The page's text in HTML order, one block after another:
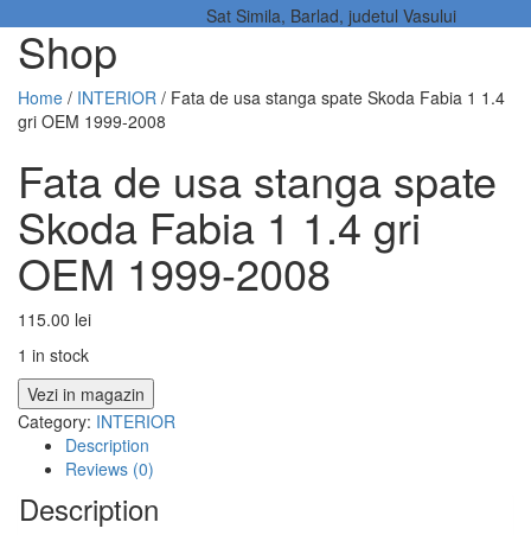
Sat Simila, Barlad, judetul Vasului
Shop
Home / INTERIOR / Fata de usa stanga spate Skoda Fabia 1 1.4
gri OEM 1999-2008
Fata de usa stanga spate
Skoda Fabia 1 1.4 gri
OEM 1999-2008
115.00 lei
1 in stock
Vezi in magazin
Category: INTERIOR
Description
Reviews (0)
Description